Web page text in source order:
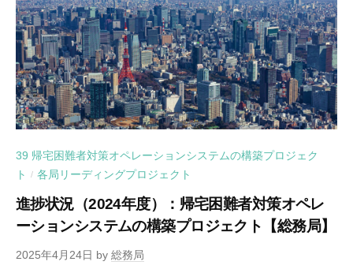
39 帰宅困難者対策オペレーションシステムの構築プロジェク
ト
/ 各局リーディングプロジェクト
進捗状況（2024年度）：帰宅困難者対策オペレ
ーションシステムの構築プロジェクト【総務局】
2025年4月24日 by 総務局